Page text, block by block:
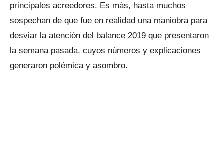
principales acreedores. Es más, hasta muchos
sospechan de que fue en realidad una maniobra para
desviar la atención del balance 2019 que presentaron
la semana pasada, cuyos números y explicaciones
generaron polémica y asombro.